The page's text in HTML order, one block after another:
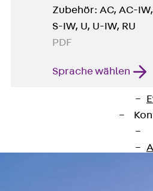
Zubehör: AC, AC-
S-IW, U, U-IW, RU
PDF
Sprache wählen